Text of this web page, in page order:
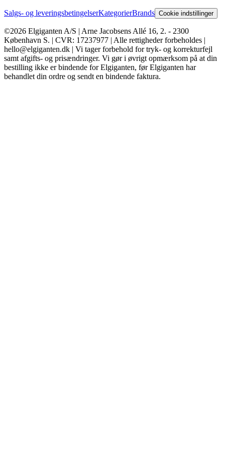
Salgs- og leveringsbetingelserKategorierBrands Cookie indstillinger
©2026 Elgiganten A/S | Arne Jacobsens Allé 16, 2. - 2300
København S. | CVR: 17237977 | Alle rettigheder forbeholdes |
hello@elgiganten.dk | Vi tager forbehold for tryk- og korrekturfejl
samt afgifts- og prisændringer. Vi gør i øvrigt opmærksom på at din
bestilling ikke er bindende for Elgiganten, før Elgiganten har
behandlet din ordre og sendt en bindende faktura.